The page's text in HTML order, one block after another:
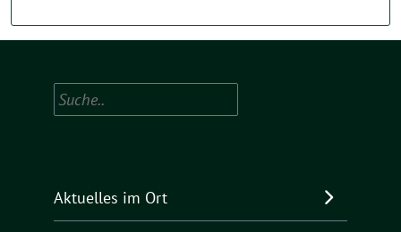
Suchen
Aktuelles im Ort